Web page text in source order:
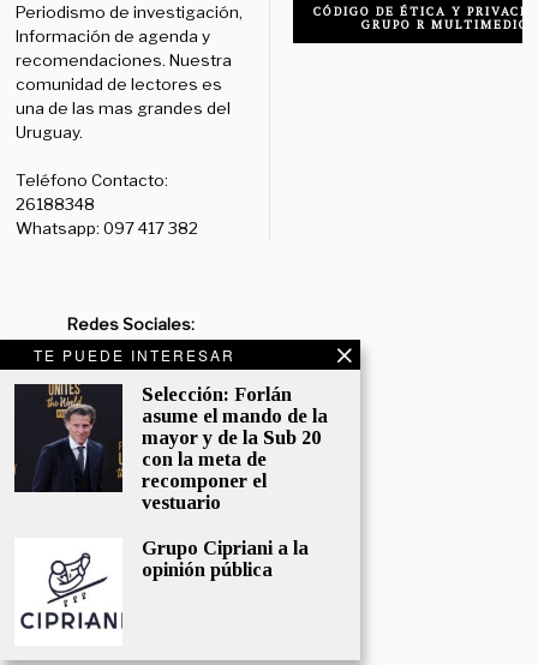
TE PUEDE INTERESAR
Selección: Forlán
asume el mando de la
mayor y de la Sub 20
con la meta de
recomponer el
vestuario
Grupo Cipriani a la
opinión pública
Periodismo de investigación,
Información de agenda y
recomendaciones. Nuestra
comunidad de lectores es
una de las mas grandes del
Uruguay.
Teléfono Contacto:
26188348
Whatsapp: 097 417 382
CÓDIGO DE ÉTICA Y
GRUPO R MULTIMEDIO
Redes Sociales:
Diario:Facebook: /diariolaruy
- X: @diariolaruy - Instagram:
@diariolar_uy
Departamento Comercial:
comercial@grupormultimedio.com
avisos@grupormultimedio.com
Administración:
administracion@grupormultimedio.com